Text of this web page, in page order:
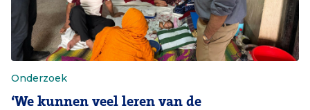
Onderzoek
‘We kunnen veel leren van de